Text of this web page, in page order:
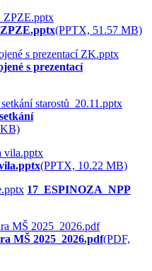
(PPTX, 51.57 MB)
s prezentací
(PPTX, 10.22 MB)
17_ESPINOZA_NPP
MŠ 2025_2026.pdf(PDF,